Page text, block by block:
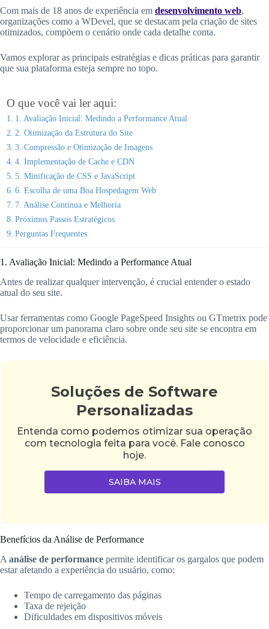
Com mais de 18 anos de experiência em desenvolvimento web,
organizações como a WDevel, que se destacam pela criação de sites
otimizados, compõem o cenário onde cada detalhe conta.
Vamos explorar as principais estratégias e dicas práticas para garantir
que sua plataforma esteja sempre no topo.
O que você vai ler aqui:
1. Avaliação Inicial: Medindo a Performance Atual
2. Otimização da Estrutura do Site
3. Compressão e Otimização de Imagens
4. Implementação de Cache e CDN
5. Minificação de CSS e JavaScript
6. Escolha de uma Boa Hospedagem Web
7. Análise Contínua e Melhoria
Próximos Passos Estratégicos
Perguntas Frequentes
1. Avaliação Inicial: Medindo a Performance Atual
Antes de realizar qualquer intervenção, é crucial entender o estado
atual do seu site.
Usar ferramentas como Google PageSpeed Insights ou GTmetrix pode
proporcionar um panorama claro sobre onde seu site se encontra em
termos de velocidade e eficiência.
Soluções de Software
Personalizadas
Entenda como podemos otimizar sua operação
com tecnologia feita para você. Fale conosco
hoje.
SAIBA MAIS
Benefícios da Análise de Performance
A análise de performance permite identificar os gargalos que podem
estar afetando a experiência do usuário, como:
Tempo de carregamento das páginas
Taxa de rejeição
Dificuldades em dispositivos móveis